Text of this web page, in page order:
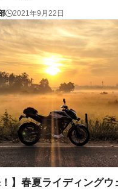
2021年9月22日
！】春夏ライディングウ